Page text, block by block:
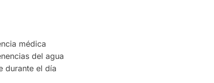
médica
del agua
durante el día